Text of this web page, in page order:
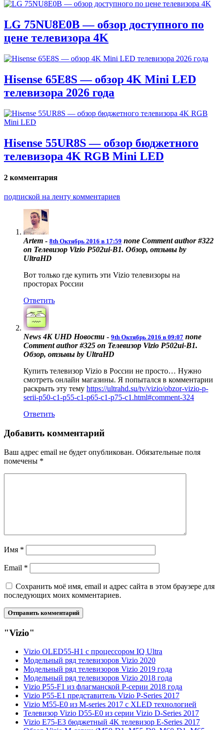
LG 75NU8E0B — обзор доступного по
цене телевизора 4K
Hisense 65E8S — обзор 4K Mini LED
телевизора 2026 года
Hisense 55UR8S — обзор бюджетного
телевизора 4K RGB Mini LED
2 комментария
подпиской на ленту комментариев
Artem - 8th Октябрь 2016 в 17:59 none Comment author #322
on Телевизор Vizio P502ui-B1. Обзор, отзывы by
UltraHD
Вот только где купить эти Vizio телевизоры на
просторах России
Ответить
News 4K UHD Новости - 9th Октябрь 2016 в 09:07 none
Comment author #325 on Телевизор Vizio P502ui-B1.
Обзор, отзывы by UltraHD
Купить телевизор Vizio в России не просто… Нужно
смотреть онлайн магазины. Я попытался в комментарии
раскрыть эту тему https://ultrahd.su/tv/vizio/obzor-vizio-p-
serii-p50-c1-p55-c1-p65-c1-p75-c1.html#comment-324
Ответить
Добавить комментарий
Ваш адрес email не будет опубликован. Обязательные поля
помечены *
Имя *
Email *
Сохранить моё имя, email и адрес сайта в этом браузере для
последующих моих комментариев.
"Vizio"
Vizio OLED55-H1 с процессором IQ Ultra
Модельный ряд телевизоров Vizio 2020
Модельный ряд телевизоров Vizio 2019 года
Модельный ряд телевизоров Vizio 2018 года
Vizio P55-F1 из флагманской Р-серии 2018 года
Vizio P55-E1 представитель Vizio P-Series 2017
Vizio M55-E0 из M-series 2017 с XLED технологией
Телевизор Vizio D55-E0 из серии Vizio D-Series 2017
Vizio E75-E3 бюджетный 4K телевизор E-Series 2017